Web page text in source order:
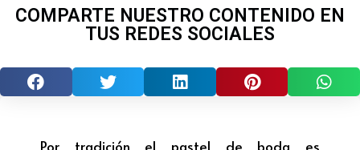
Por tradición el pastel de boda es
COMPARTE NUESTRO CONTENIDO EN
TUS REDES SOCIALES